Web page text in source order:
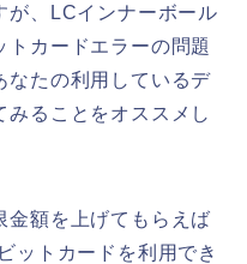
が、LCインナーボール
カードエラーの問題
なたの利用しているデ
みることをオススメし
金額を上げてもらえば
ットカードを利用でき